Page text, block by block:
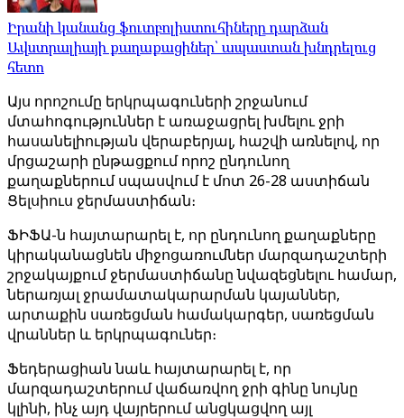
Իրանի կանանց ֆուտբոլիստուհիները դարձան
Ավստրալիայի քաղաքացիներ՝ ապաստան խնդրելուց
հետո
Այս որոշումը երկրպագուների շրջանում
մտահոգություններ է առաջացրել խմելու ջրի
հասանելիության վերաբերյալ, հաշվի առնելով, որ
մրցաշարի ընթացքում որոշ ընդունող
քաղաքներում սպասվում է մոտ 26-28 աստիճան
Ցելսիուս ջերմաստիճան։
ՖԻՖԱ-ն հայտարարել է, որ ընդունող քաղաքները
կիրականացնեն միջոցառումներ մարզադաշտերի
շրջակայքում ջերմաստիճանը նվազեցնելու համար,
ներառյալ ջրամատակարարման կայաններ,
արտաքին սառեցման համակարգեր, սառեցման
վրաններ և երկրպագուներ։
Ֆեդերացիան նաև հայտարարել է, որ
մարզադաշտերում վաճառվող ջրի գինը նույնը
կլինի, ինչ այդ վայրերում անցկացվող այլ